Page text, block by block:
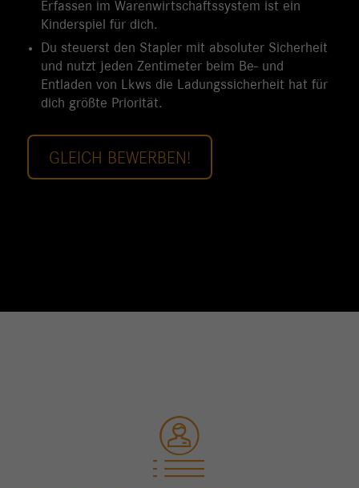
Erfassen im Warenwirtschaftssystem ist ein
Kinderspiel für dich.
Du steuerst den Stapler mit absoluter Sicherheit
und nutzt jeden Zentimeter beim Be- und
Entladen von Lkws die Ladungssicherheit hat für
dich größte Priorität.
GLEICH BEWERBEN!